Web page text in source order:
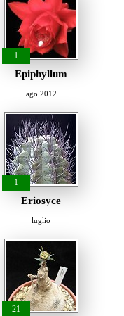
1
Epiphyllum
ago 2012
1
Eriosyce
luglio
21